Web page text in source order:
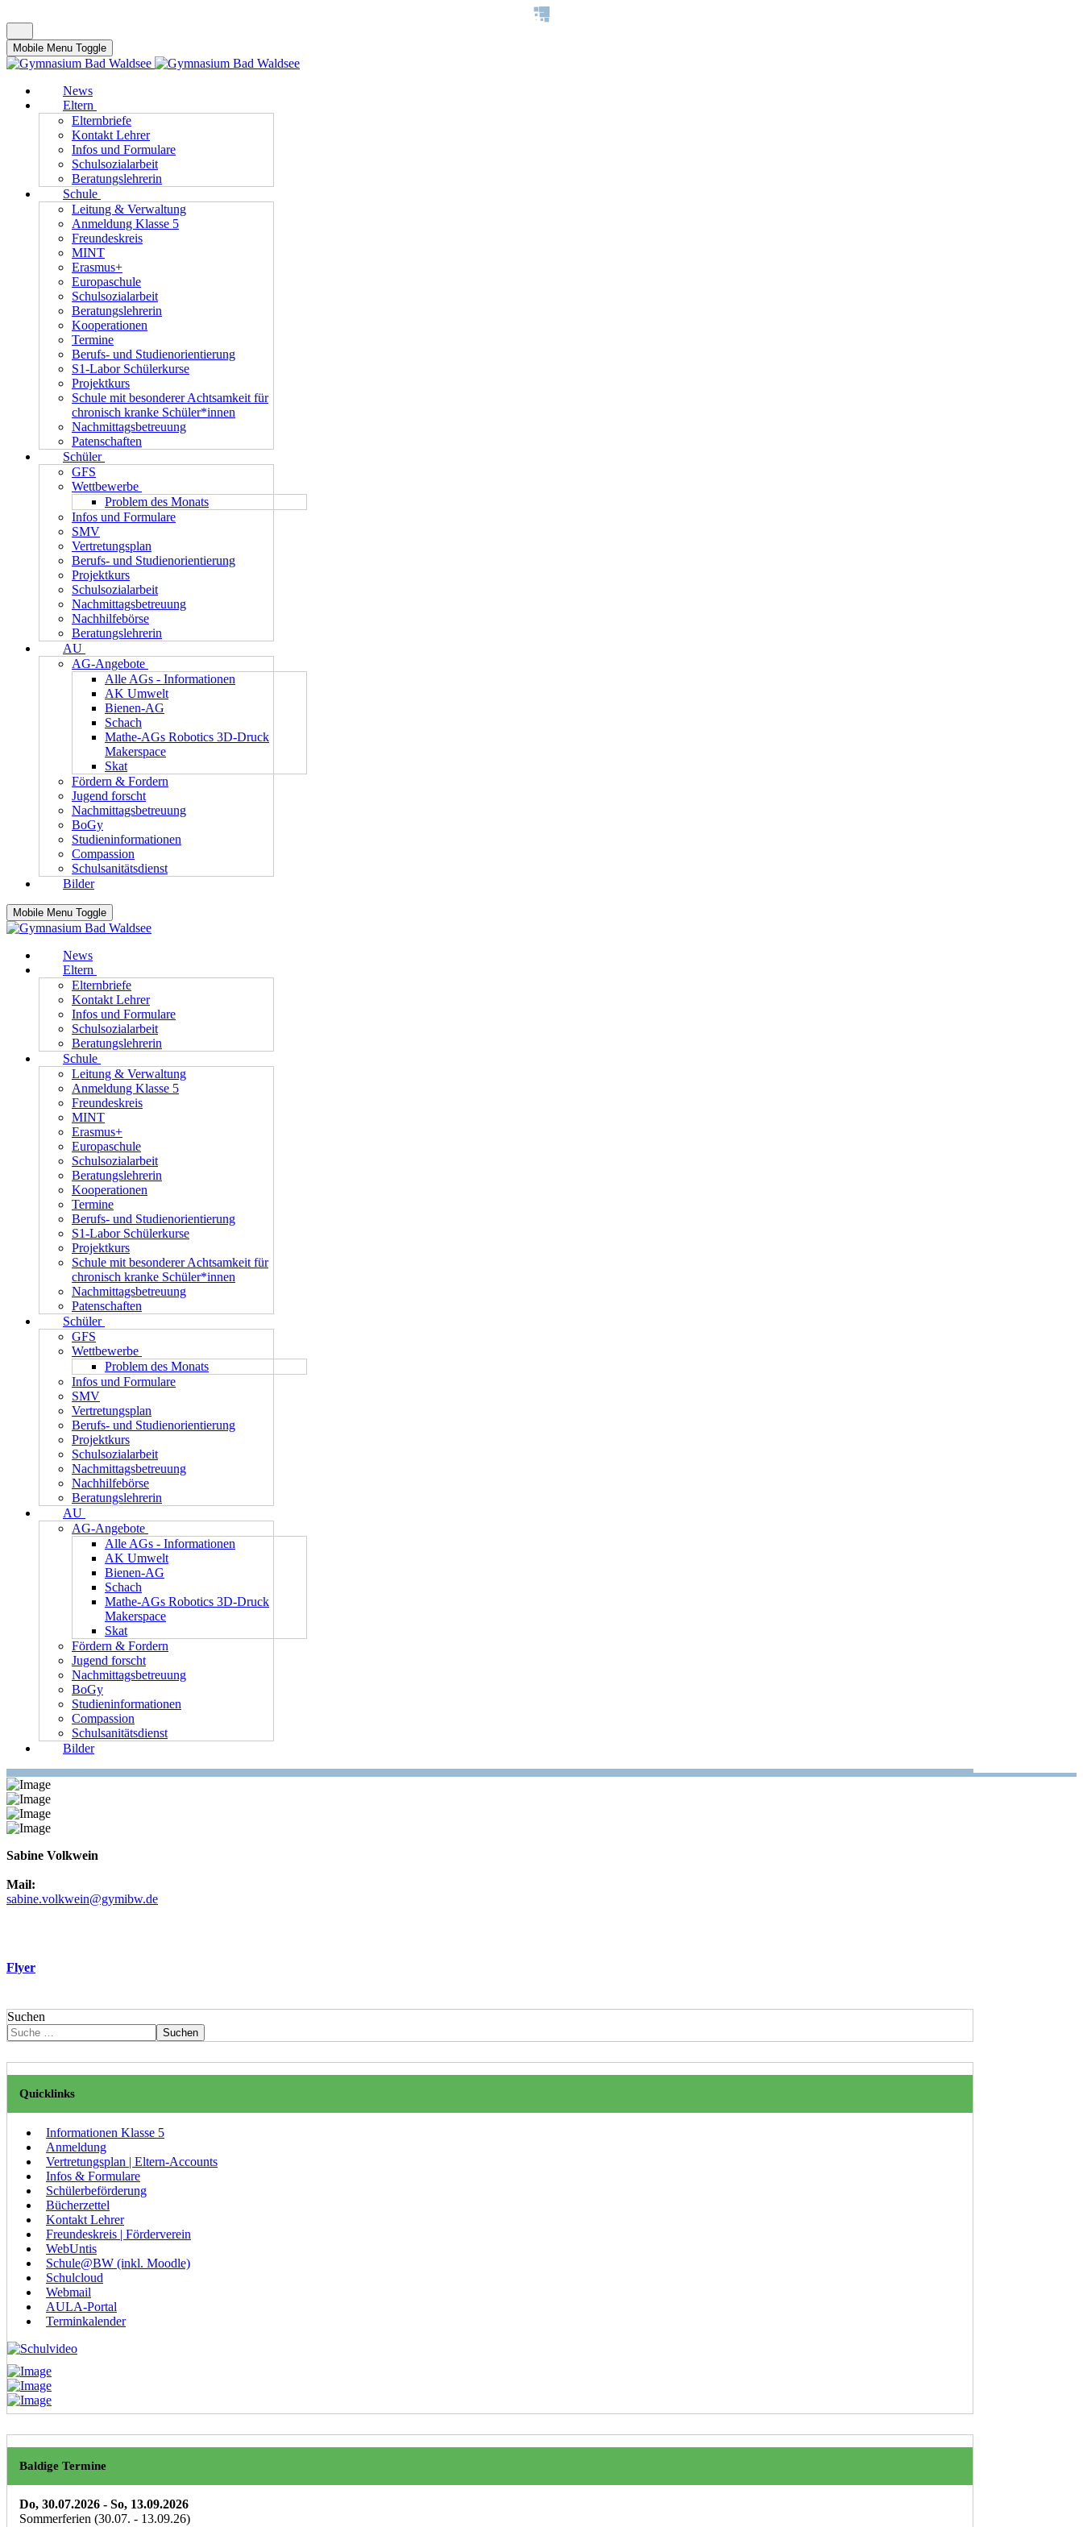
Mobile Menu Toggle
News
Eltern
Elternbriefe
Kontakt Lehrer
Infos und Formulare
Schulsozialarbeit
Beratungslehrerin
Schule
Leitung & Verwaltung
Anmeldung Klasse 5
Freundeskreis
MINT
Erasmus+
Europaschule
Schulsozialarbeit
Beratungslehrerin
Kooperationen
Termine
Berufs- und Studienorientierung
S1-Labor Schülerkurse
Projektkurs
Schule mit besonderer Achtsamkeit für
chronisch kranke Schüler*innen
Nachmittagsbetreuung
Patenschaften
Schüler
GFS
Wettbewerbe
Problem des Monats
Infos und Formulare
SMV
Vertretungsplan
Berufs- und Studienorientierung
Projektkurs
Schulsozialarbeit
Nachmittagsbetreuung
Nachhilfebörse
Beratungslehrerin
AU
AG-Angebote
Alle AGs - Informationen
AK Umwelt
Bienen-AG
Schach
Mathe-AGs Robotics 3D-Druck
Makerspace
Skat
Fördern & Fordern
Jugend forscht
Nachmittagsbetreuung
BoGy
Studieninformationen
Compassion
Schulsanitätsdienst
Bilder
Mobile Menu Toggle
News
Eltern
Elternbriefe
Kontakt Lehrer
Infos und Formulare
Schulsozialarbeit
Beratungslehrerin
Schule
Leitung & Verwaltung
Anmeldung Klasse 5
Freundeskreis
MINT
Erasmus+
Europaschule
Schulsozialarbeit
Beratungslehrerin
Kooperationen
Termine
Berufs- und Studienorientierung
S1-Labor Schülerkurse
Projektkurs
Schule mit besonderer Achtsamkeit für
chronisch kranke Schüler*innen
Nachmittagsbetreuung
Patenschaften
Schüler
GFS
Wettbewerbe
Problem des Monats
Infos und Formulare
SMV
Vertretungsplan
Berufs- und Studienorientierung
Projektkurs
Schulsozialarbeit
Nachmittagsbetreuung
Nachhilfebörse
Beratungslehrerin
AU
AG-Angebote
Alle AGs - Informationen
AK Umwelt
Bienen-AG
Schach
Mathe-AGs Robotics 3D-Druck
Makerspace
Skat
Fördern & Fordern
Jugend forscht
Nachmittagsbetreuung
BoGy
Studieninformationen
Compassion
Schulsanitätsdienst
Bilder
Sabine Volkwein
Mail:
sabine.volkwein@gymibw.de
Flyer
Suchen
Suchen
Quicklinks
Informationen Klasse 5
Anmeldung
Vertretungsplan | Eltern-Accounts
Infos & Formulare
Schülerbeförderung
Bücherzettel
Kontakt Lehrer
Freundeskreis | Förderverein
WebUntis
Schule@BW (inkl. Moodle)
Schulcloud
Webmail
AULA-Portal
Terminkalender
Baldige Termine
Do, 30.07.2026 - So, 13.09.2026
Sommerferien (30.07. - 13.09.26)